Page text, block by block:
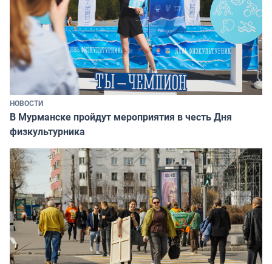
НОВОСТИ
В Мурманске пройдут мероприятия в честь Дня
физкультурника